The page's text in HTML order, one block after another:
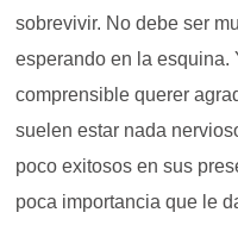
sobrevivir. No debe ser
esperando en la esquina.
comprensible querer
suelen estar nada
poco exitosos en sus
poca importancia que le